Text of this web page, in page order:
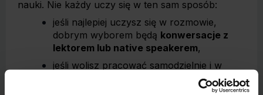
nauki. Nie każdy uczy się w ten sam sposób:
jeśli najlepiej uczysz się w rozmowie,
dobrym wyborem będą konwersacje z
lektorem lub native speakerem,
jeśli wolisz pracować samodzielnie i w
elastycznym czasie, sprawdzą się